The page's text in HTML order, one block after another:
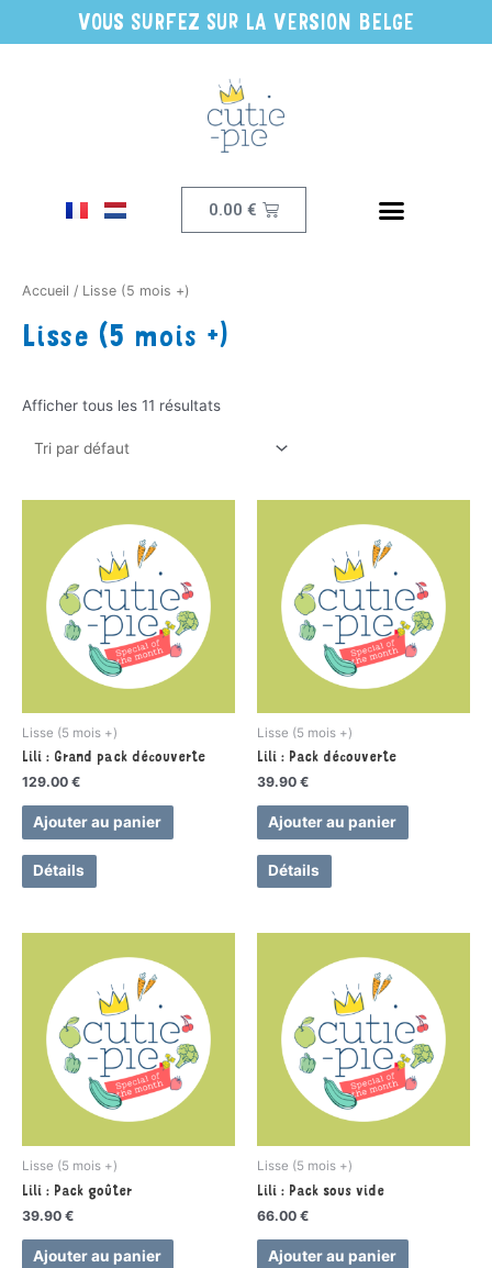
VOUS SURFEZ SUR LA VERSION BELGE
0.00€
Accueil / Lisse (5 mois +)
Lisse (5 mois +)
Afficher tous les 11 résultats
Lisse (5 mois +)
Lili : Grand pack découverte
129.00 €
Ajouter au panier
Détails
Lisse (5 mois +)
Lili : Pack découverte
39.90 €
Ajouter au panier
Détails
Lisse (5 mois +)
Lili : Pack goûter
39.90 €
Ajouter au panier
Lisse (5 mois +)
Lili : Pack sous vide
66.00 €
Ajouter au panier